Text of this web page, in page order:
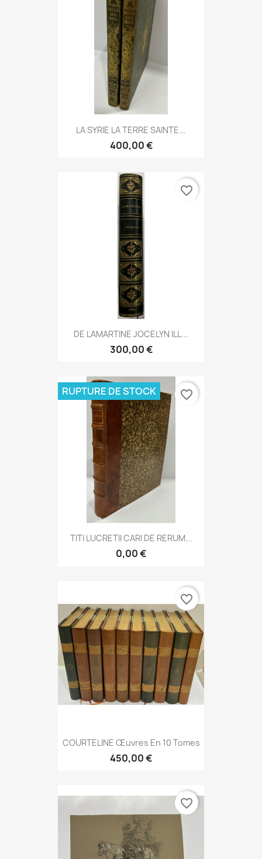
LA SYRIE LA TERRE SAINTE...
400,00 €
DE LAMARTINE JOCELYN ILL...
300,00 €
favorite_border
TITI LUCRETII CARI DE RERUM...
0,00 €
RUPTURE DE STOCK favorite_border
COURTELINE Œuvres En 10 Tomes
450,00 €
favorite_border
favorite_border